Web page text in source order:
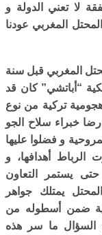
لا تعني الدولة و
المغربي عودنا
المغربي قبل سنة
“أباتشي” كان قد
هجومية تركية من نوع
خبراء سلاح الجو
و فضلوا عليها
الرباط أهدافها، و
يستمر التعاون
يمتلك جواهر
ضمن أسطوله من
السؤال ما سر هذه